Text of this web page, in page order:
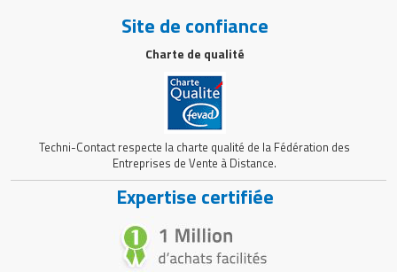
Site de confiance
Charte de qualité
Techni-Contact respecte la charte qualité de la Fédération des
Entreprises de Vente à Distance.
Expertise certifiée